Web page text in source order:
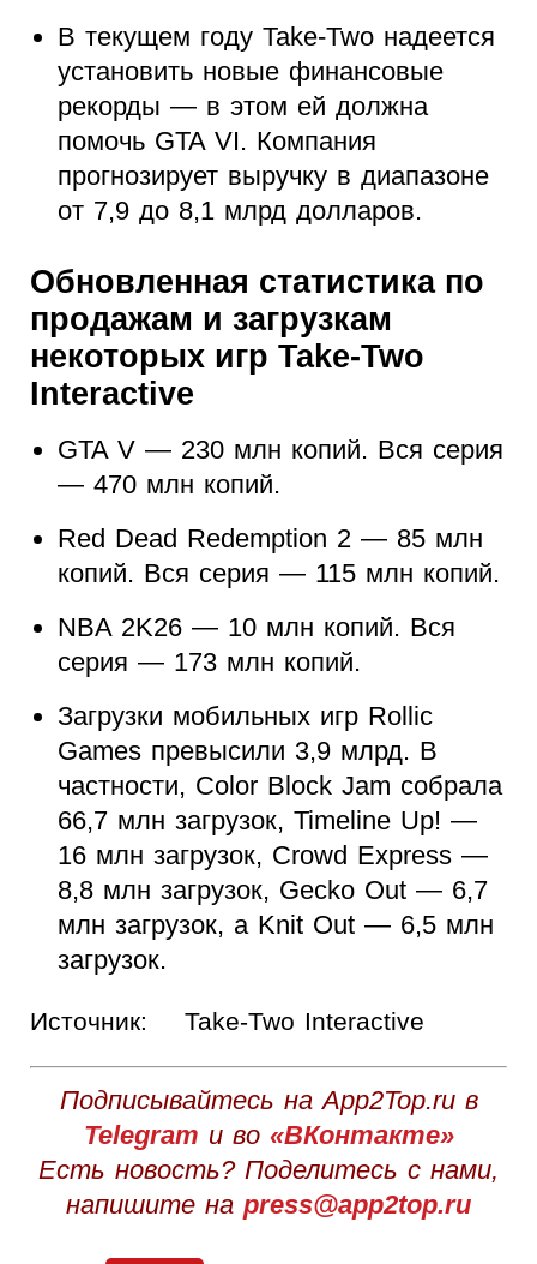
В текущем году Take-Two надеется
установить новые финансовые
рекорды — в этом ей должна
помочь GTA VI. Компания
прогнозирует выручку в диапазоне
от 7,9 до 8,1 млрд долларов.
Обновленная статистика по
продажам и загрузкам
некоторых игр Take-Two
Interactive
GTA V — 230 млн копий. Вся серия
— 470 млн копий.
Red Dead Redemption 2 — 85 млн
копий. Вся серия — 115 млн копий.
NBA 2K26 — 10 млн копий. Вся
серия — 173 млн копий.
Загрузки мобильных игр Rollic
Games превысили 3,9 млрд. В
частности, Color Block Jam собрала
66,7 млн загрузок, Timeline Up! —
16 млн загрузок, Crowd Express —
8,8 млн загрузок, Gecko Out — 6,7
млн загрузок, а Knit Out — 6,5 млн
загрузок.
Источник: Take-Two Interactive
Подписывайтесь на App2Top.ru в
Telegram и во «ВКонтакте»
Есть новость? Поделитесь с нами,
напишите на press@app2top.ru